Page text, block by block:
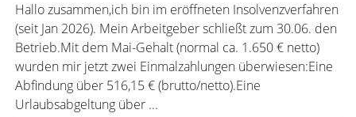
Hallo zusammen,ich bin im eröffneten Insolvenzverfahren
(seit Jan 2026). Mein Arbeitgeber schließt zum 30.06. den
Betrieb.Mit dem Mai-Gehalt (normal ca. 1.650 € netto)
wurden mir jetzt zwei Einmalzahlungen überwiesen:Eine
Abfindung über 516,15 € (brutto/netto).Eine
Urlaubsabgeltung über ...